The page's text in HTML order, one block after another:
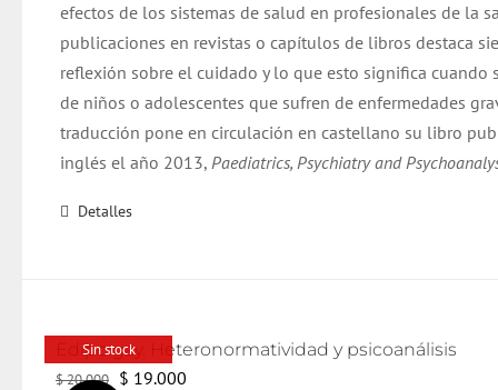
efectos de los sistemas de salud en profesionales de la
publicaciones en revistas o capítulos de libros destaca
reflexión sobre el cuidado y lo que esto significa cuando
de niños o adolescentes que sufren de enfermedades
traducción pone en circulación en castellano su libro
inglés el año 2013, Paediatrics, Psychiatry and
Detalles
Sin stock
Edipo gay. Heteronormatividad y psicoanálisis
$20.000 El
$ 19.000